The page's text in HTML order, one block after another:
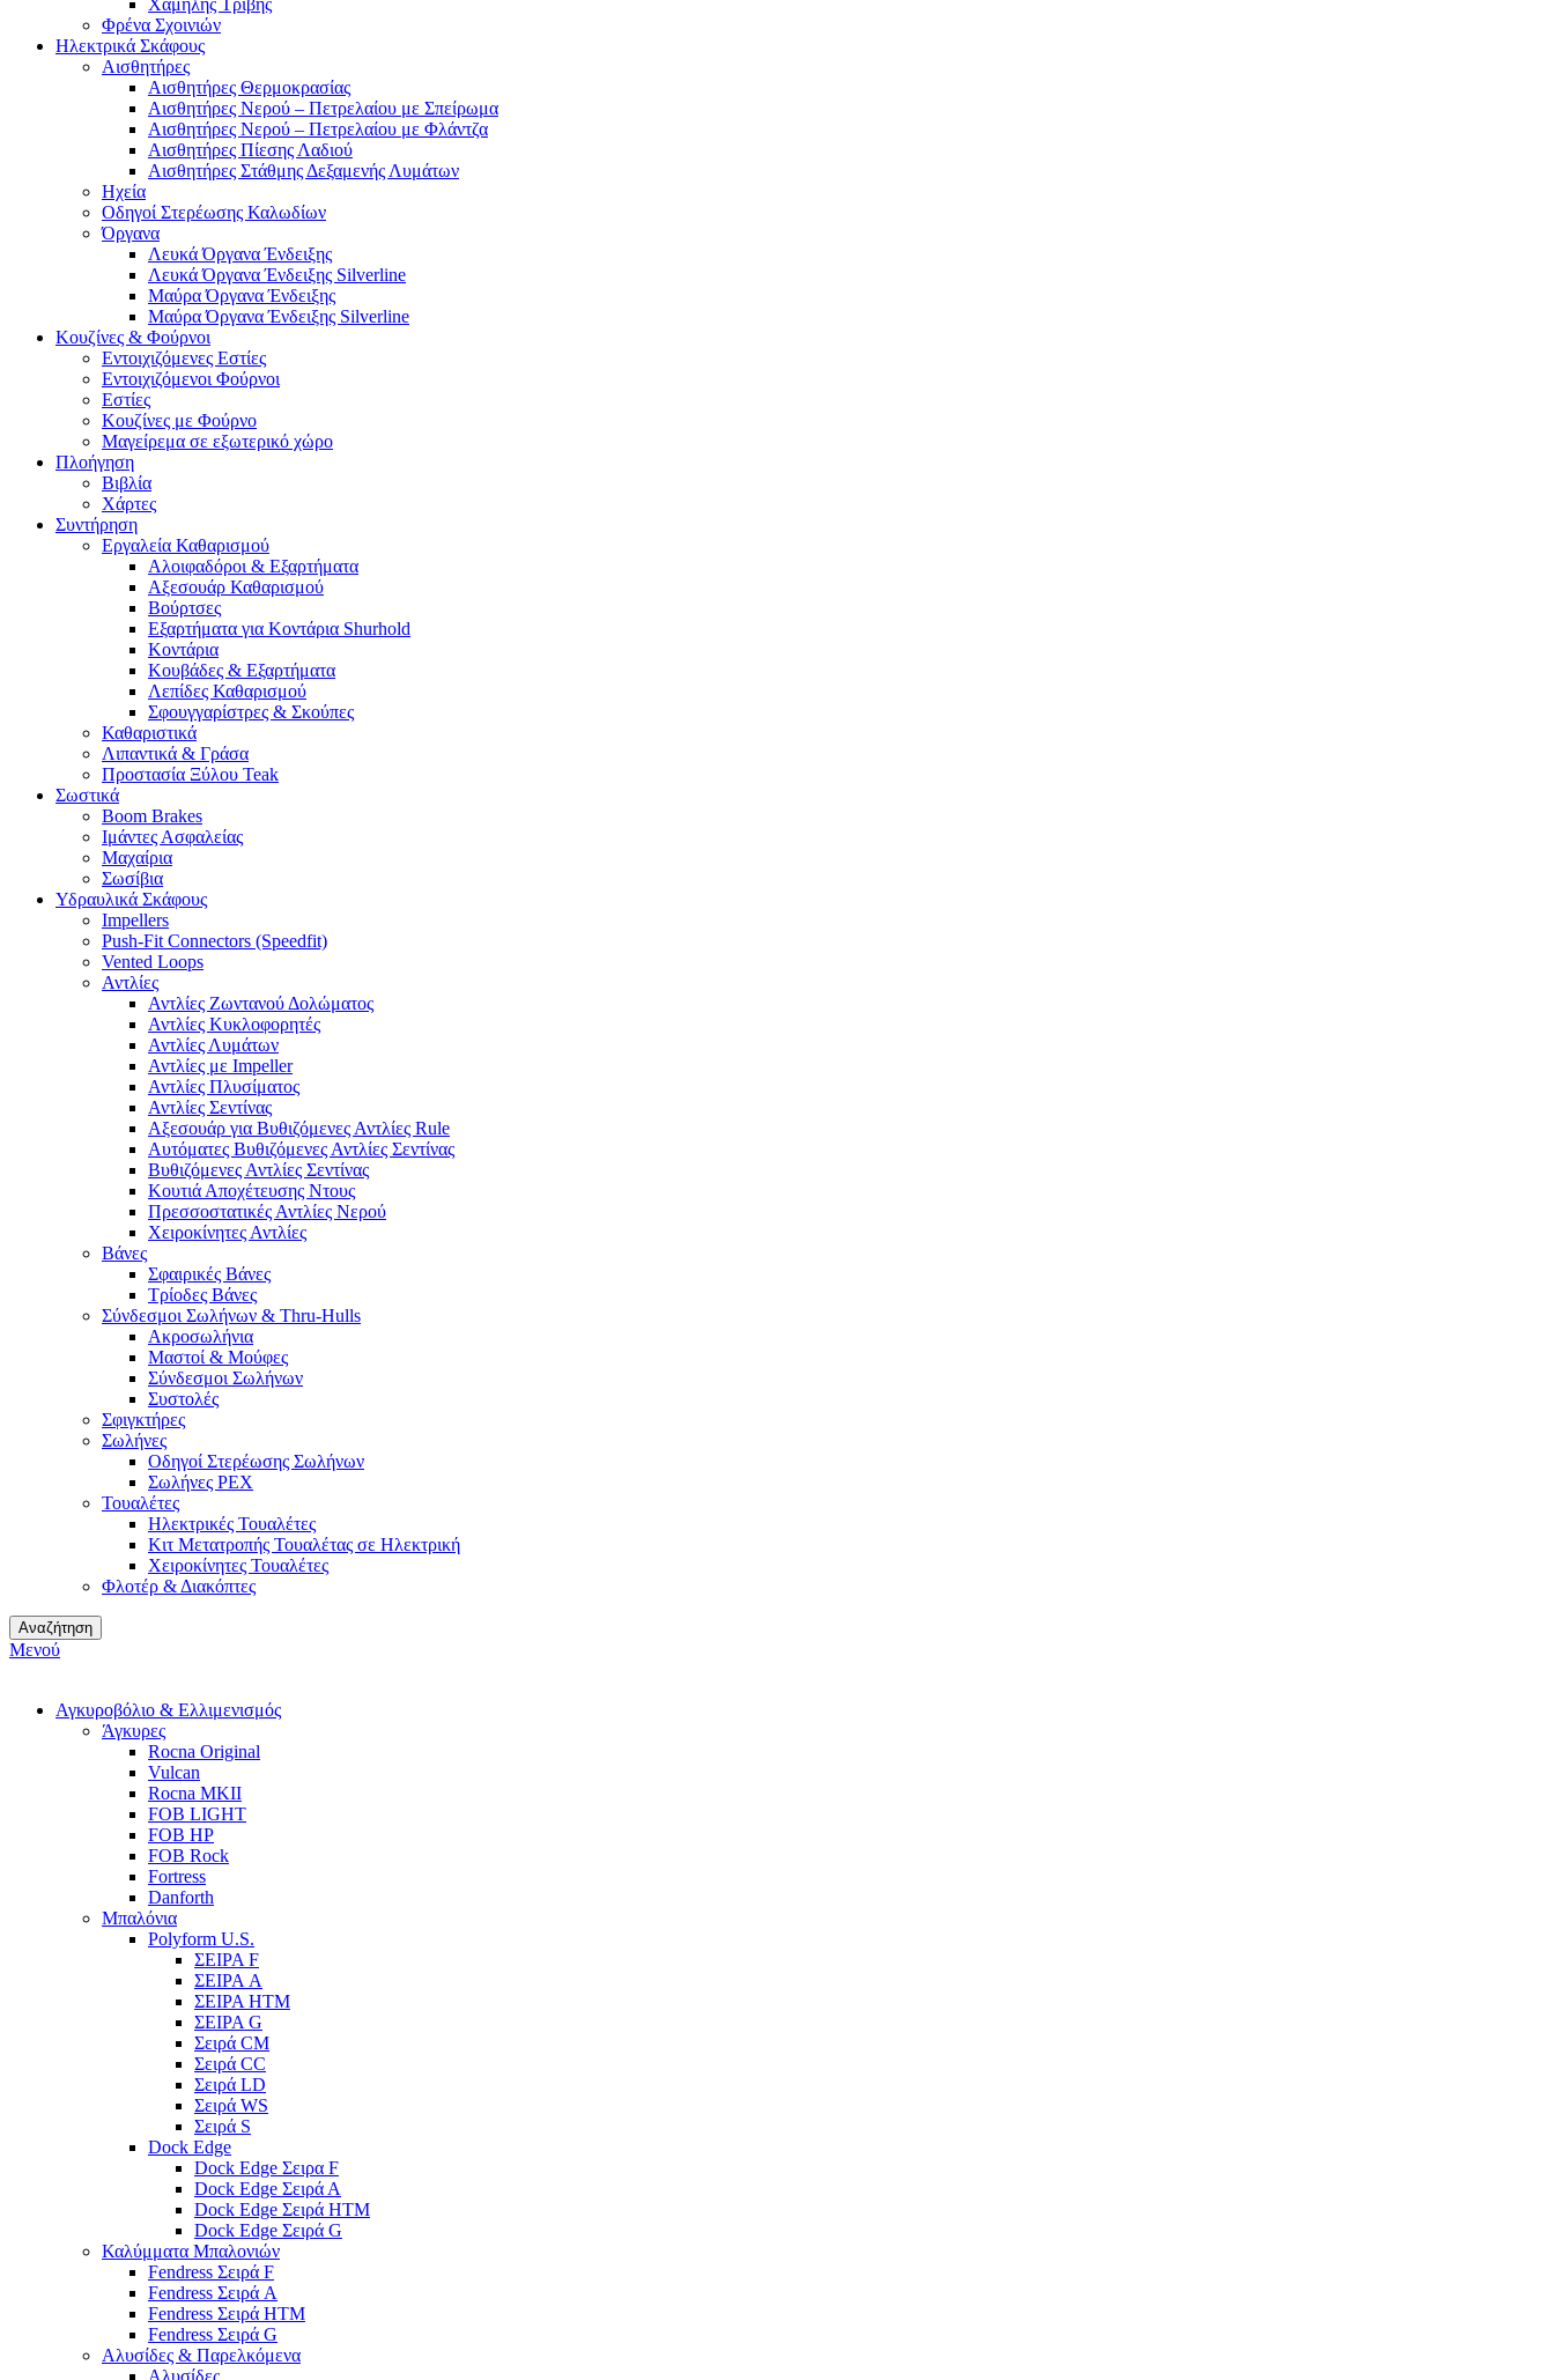
Χαμηλής Τριβής
Φρένα Σχοινιών
Ηλεκτρικά Σκάφους
Αισθητήρες
Αισθητήρες Θερμοκρασίας
Αισθητήρες Νερού – Πετρελαίου με Σπείρωμα
Αισθητήρες Νερού – Πετρελαίου με Φλάντζα
Αισθητήρες Πίεσης Λαδιού
Αισθητήρες Στάθμης Δεξαμενής Λυμάτων
Ηχεία
Οδηγοί Στερέωσης Καλωδίων
Όργανα
Λευκά Όργανα Ένδειξης
Λευκά Όργανα Ένδειξης Silverline
Μαύρα Όργανα Ένδειξης
Μαύρα Όργανα Ένδειξης Silverline
Κουζίνες & Φούρνοι
Εντοιχιζόμενες Εστίες
Εντοιχιζόμενοι Φούρνοι
Εστίες
Κουζίνες με Φούρνο
Μαγείρεμα σε εξωτερικό χώρο
Πλοήγηση
Βιβλία
Χάρτες
Συντήρηση
Εργαλεία Καθαρισμού
Αλοιφαδόροι & Εξαρτήματα
Αξεσουάρ Καθαρισμού
Βούρτσες
Εξαρτήματα για Κοντάρια Shurhold
Κοντάρια
Κουβάδες & Εξαρτήματα
Λεπίδες Καθαρισμού
Σφουγγαρίστρες & Σκούπες
Καθαριστικά
Λιπαντικά & Γράσα
Προστασία Ξύλου Teak
Σωστικά
Boom Brakes
Ιμάντες Ασφαλείας
Μαχαίρια
Σωσίβια
Υδραυλικά Σκάφους
Impellers
Push-Fit Connectors (Speedfit)
Vented Loops
Αντλίες
Αντλίες Ζωντανού Δολώματος
Αντλίες Κυκλοφορητές
Αντλίες Λυμάτων
Αντλίες με Impeller
Αντλίες Πλυσίματος
Αντλίες Σεντίνας
Αξεσουάρ για Βυθιζόμενες Αντλίες Rule
Αυτόματες Βυθιζόμενες Αντλίες Σεντίνας
Βυθιζόμενες Αντλίες Σεντίνας
Κουτιά Αποχέτευσης Ντους
Πρεσσοστατικές Αντλίες Νερού
Χειροκίνητες Αντλίες
Βάνες
Σφαιρικές Βάνες
Τρίοδες Βάνες
Σύνδεσμοι Σωλήνων & Thru-Hulls
Ακροσωλήνια
Μαστοί & Μούφες
Σύνδεσμοι Σωλήνων
Συστολές
Σφιγκτήρες
Σωλήνες
Οδηγοί Στερέωσης Σωλήνων
Σωλήνες PEX
Τουαλέτες
Ηλεκτρικές Τουαλέτες
Κιτ Μετατροπής Τουαλέτας σε Ηλεκτρική
Χειροκίνητες Τουαλέτες
Φλοτέρ & Διακόπτες
Αναζήτηση
Μενού
Αγκυροβόλιο & Ελλιμενισμός
Άγκυρες
Rocna Original
Vulcan
Rocna MKII
FOB LIGHT
FOB HP
FOB Rock
Fortress
Danforth
Μπαλόνια
Polyform U.S.
ΣΕΙΡΑ F
ΣΕΙΡΑ A
ΣΕΙΡΑ HTM
ΣΕΙΡΑ G
Σειρά CM
Σειρά CC
Σειρά LD
Σειρά WS
Σειρά S
Dock Edge
Dock Edge Σειρα F
Dock Edge Σειρά Α
Dock Edge Σειρά HTM
Dock Edge Σειρά G
Καλύμματα Μπαλονιών
Fendress Σειρά F
Fendress Σειρά A
Fendress Σειρά HTM
Fendress Σειρά G
Αλυσίδες & Παρελκόμενα
Αλυσίδες